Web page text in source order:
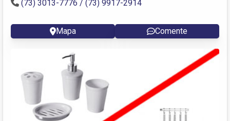
(73) 3013-7776 / (73) 9917-2914
Mapa Comente